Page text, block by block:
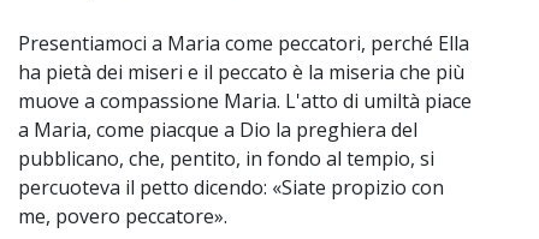
Presentiamoci a Maria come peccatori, perché Ella
ha pietà dei miseri e il peccato è la miseria che più
muove a compassione Maria. L'atto di umiltà piace
a Maria, come piacque a Dio la preghiera del
pubblicano, che, pentito, in fondo al tempio, si
percuoteva il petto dicendo: «Siate propizio con
me, povero peccatore».